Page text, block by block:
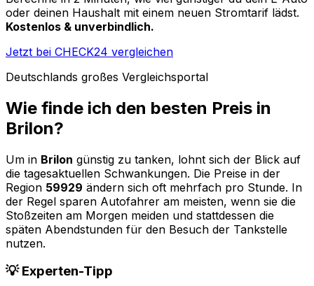
oder deinen Haushalt mit einem neuen Stromtarif lädst.
Kostenlos & unverbindlich.
Jetzt bei CHECK24 vergleichen
Deutschlands großes Vergleichsportal
Wie finde ich den besten Preis in
Brilon?
Um in Brilon günstig zu tanken, lohnt sich der Blick auf
die tagesaktuellen Schwankungen. Die Preise in der
Region 59929 ändern sich oft mehrfach pro Stunde. In
der Regel sparen Autofahrer am meisten, wenn sie die
Stoßzeiten am Morgen meiden und stattdessen die
späten Abendstunden für den Besuch der Tankstelle
nutzen.
💡 Experten-Tipp